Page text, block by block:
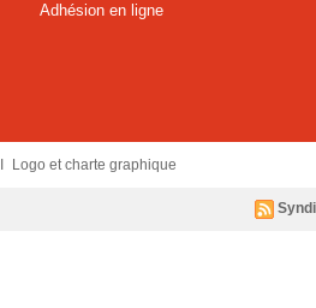
Adhésion en ligne
Logo et charte graphique